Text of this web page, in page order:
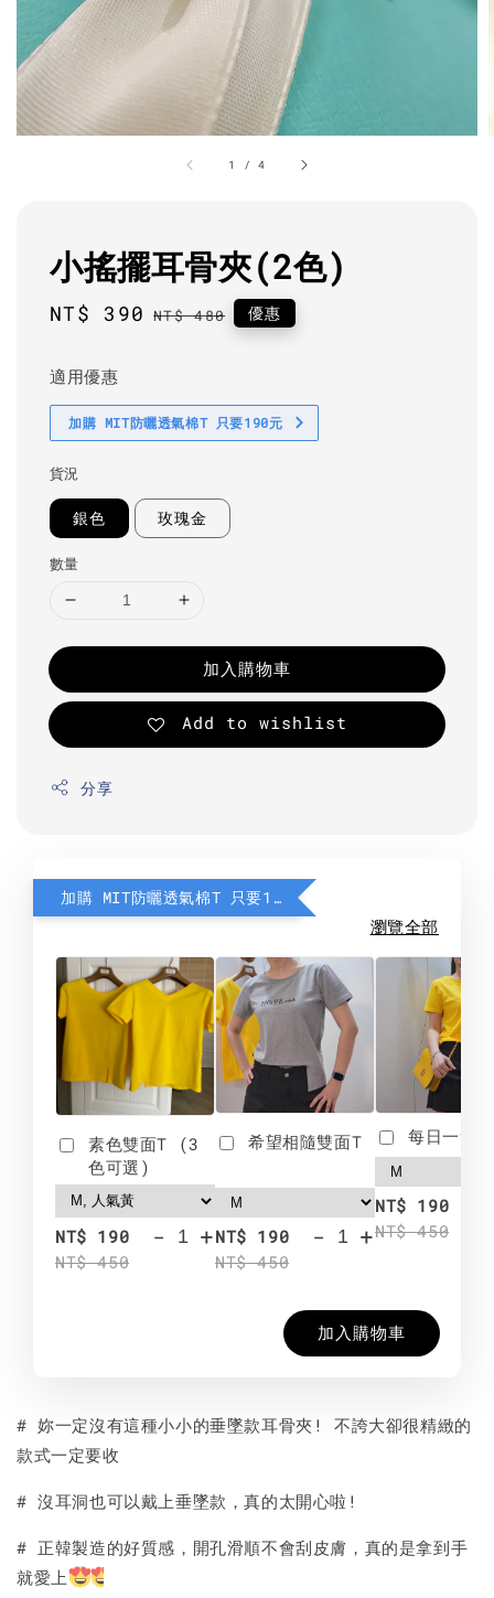
1 /4
小搖擺耳骨夾(2色)
Sale
NT$ 390 Regular
NT$ 480 優惠
適用優惠
加購 MIT防曬透氣棉T 只要190元
貨況
銀色 玫瑰金
數量
加入購物車
Add to wishlist
分享
加購 MIT防曬透氣棉T 只要190元
瀏覽全部
素色雙面T (3
色可選)
NT$ 190
NT$ 450
- +
希望相隨雙面T
NT$ 190
NT$ 450
- +
每日一笑
NT$ 190
NT$ 450
加入購物車
# 妳一定沒有這種小小的垂墜款耳骨夾! 不誇大卻很精緻的
款式一定要收
# 沒耳洞也可以戴上垂墜款，真的太開心啦!
# 正韓製造的好質感，開孔滑順不會刮皮膚，真的是拿到手
就愛上